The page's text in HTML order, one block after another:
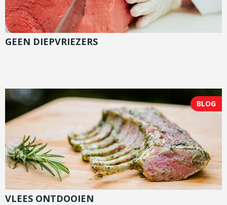
GEEN DIEPVRIEZERS
BLOG
VLEES ONTDOOIEN